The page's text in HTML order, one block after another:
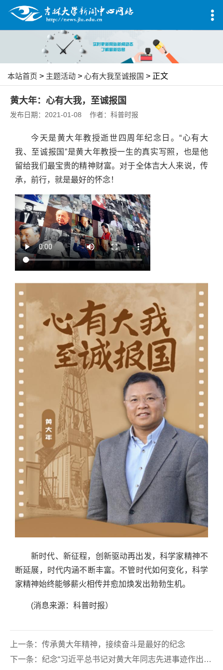
本站首页 > 主题活动 > 心有大我至诚报国 > 正文
黄大年：心有大我，至诚报国
发布日期：2021-01-08 作者：科普时报
今天是黄大年教授逝世四周年纪念日。“心有大
我、至诚报国”是黄大年教授一生的真实写照，也是他
留给我们最宝贵的精神财富。对于全体吉大人来说，传
承，前行，就是最好的怀念！
新时代、新征程，创新驱动再出发，科学家精神不
断延展，时代内涵不断丰富。不管时代如何变化，科学
家精神始终能够薪火相传并愈加焕发出勃勃生机。
(消息来源：科普时报）
上一条： 传承黄大年精神，接续奋斗是最好的纪念
下一条： 纪念“习近平总书记对黄大年同志先进事迹作出重要指示三周年”系列报道——吉林大学举行祭扫仪式缅怀黄大年同志